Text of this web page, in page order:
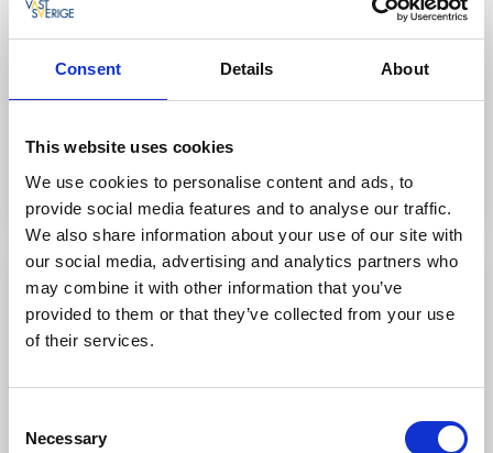
Consent Details About
This website uses cookies
We use cookies to personalise content and ads, to
provide social media features and to analyse our traffic.
We also share information about your use of our site with
our social media, advertising and analytics partners who
may combine it with other information that you’ve
provided to them or that they’ve collected from your use
of their services.
Selection
Necessary
Udendørs siddepladser med magisk udsigt
Levende musik om sommeren
Nærmeste vandrerute: Bohusleden etape 27
Kuststigen etape Strömstad